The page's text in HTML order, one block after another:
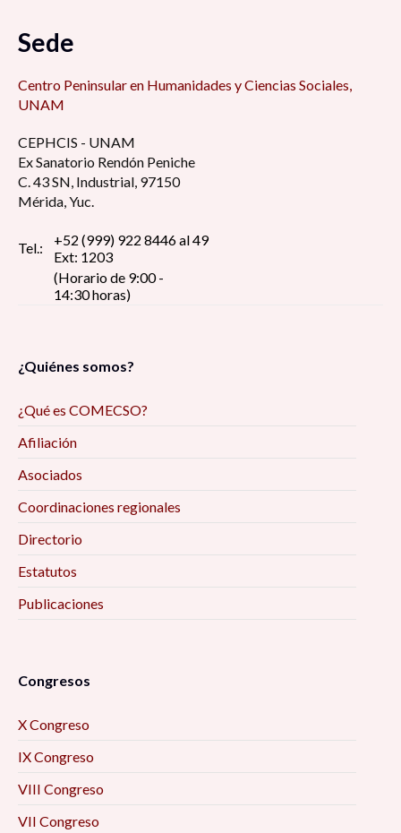
Sede
Centro Peninsular en Humanidades y Ciencias Sociales,
UNAM
CEPHCIS - UNAM
Ex Sanatorio Rendón Peniche
C. 43 SN, Industrial, 97150
Mérida, Yuc.
Tel.:
+52 (999) 922 8446 al 49
Ext: 1203
(Horario de 9:00 -
14:30 horas)
¿Quiénes somos?
¿Qué es COMECSO?
Afiliación
Asociados
Coordinaciones regionales
Directorio
Estatutos
Publicaciones
Congresos
X Congreso
IX Congreso
VIII Congreso
VII Congreso